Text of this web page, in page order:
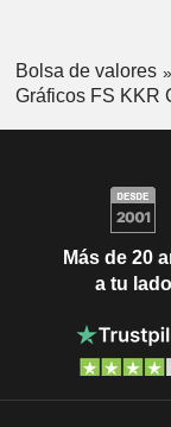
Bolsa de valores
Gráficos FS KKR
Más de 20
a tu lado